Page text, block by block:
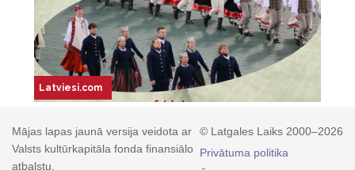
© Latgales Laiks 2000–2026
Privātuma politika
Mājas lapas jaunā versija veidota ar
Valsts kultūrkapitāla fonda finansiālo
atbalstu.